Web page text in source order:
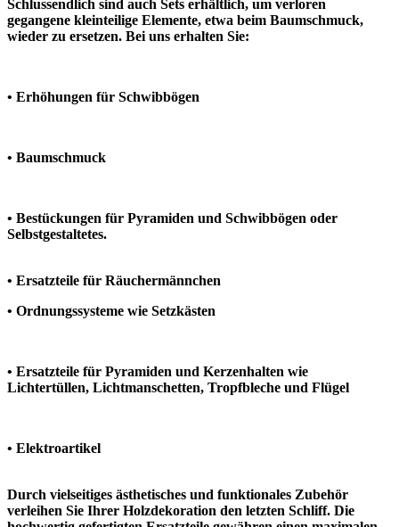
Schlussendlich sind auch Sets erhältlich, um verloren
gegangene kleinteilige Elemente, etwa beim Baumschmuck,
wieder zu ersetzen. Bei uns erhalten Sie:
• Erhöhungen für Schwibbögen
• Baumschmuck
• Bestückungen für Pyramiden und Schwibbögen oder
Selbstgestaltetes.
• Ersatzteile für Räuchermännchen
• Ordnungssysteme wie Setzkästen
• Ersatzteile für Pyramiden und Kerzenhalten wie
Lichtertüllen, Lichtmanschetten, Tropfbleche und Flügel
• Elektroartikel
Durch vielseitiges ästhetisches und funktionales Zubehör
verleihen Sie Ihrer Holzdekoration den letzten Schliff. Die